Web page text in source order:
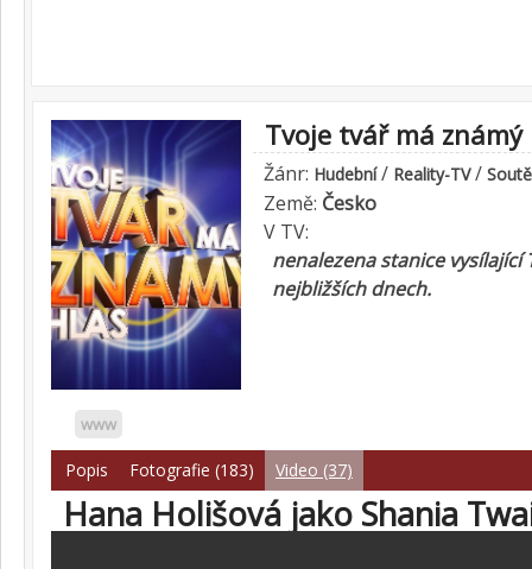
www
Tvoje tvář má známý
Žánr: Hudební/ Reality-TV/
Země: Česko
V TV:
nenalezena stanice vysílající
nejbližších dnech.
Popis Fotografie (183) Video (37)
Hana Holišová jako Shania